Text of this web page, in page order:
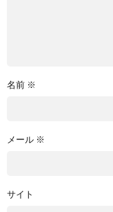
名前 ※
メール ※
サイト